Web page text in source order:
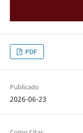
PDF
Publicado
2026-06-23